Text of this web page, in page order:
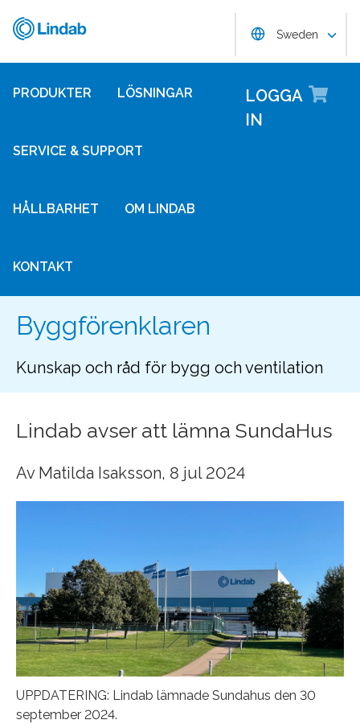
till
huvudinnehållet
Lindab Choose
Sweden
PRODUKTER LÖSNINGAR
SERVICE & SUPPORT
HÅLLBARHET OM LINDAB
KONTAKT
LOGGA
IN
Byggförenklaren
Kunskap och råd för bygg och ventilation
Lindab avser att lämna SundaHus
Av Matilda Isaksson, 8 jul 2024
UPPDATERING: Lindab lämnade Sundahus den 30
september 2024.